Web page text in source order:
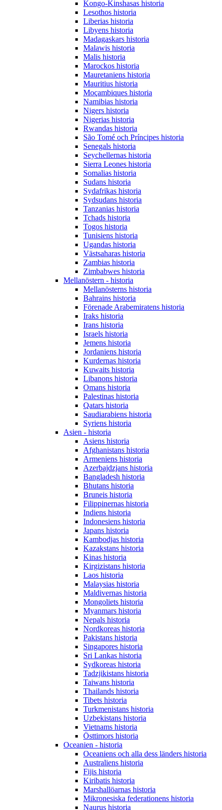
Kongo-Kinshasas historia
Lesothos historia
Liberias historia
Libyens historia
Madagaskars historia
Malawis historia
Malis historia
Marockos historia
Mauretaniens historia
Mauritius historia
Moçambiques historia
Namibias historia
Nigers historia
Nigerias historia
Rwandas historia
São Tomé och Príncipes historia
Senegals historia
Seychellernas historia
Sierra Leones historia
Somalias historia
Sudans historia
Sydafrikas historia
Sydsudans historia
Tanzanias historia
Tchads historia
Togos historia
Tunisiens historia
Ugandas historia
Västsaharas historia
Zambias historia
Zimbabwes historia
Mellanöstern - historia
Mellanösterns historia
Bahrains historia
Förenade Arabemiratens historia
Iraks historia
Irans historia
Israels historia
Jemens historia
Jordaniens historia
Kurdernas historia
Kuwaits historia
Libanons historia
Omans historia
Palestinas historia
Qatars historia
Saudiarabiens historia
Syriens historia
Asien - historia
Asiens historia
Afghanistans historia
Armeniens historia
Azerbajdzjans historia
Bangladesh historia
Bhutans historia
Bruneis historia
Filippinernas historia
Indiens historia
Indonesiens historia
Japans historia
Kambodjas historia
Kazakstans historia
Kinas historia
Kirgizistans historia
Laos historia
Malaysias historia
Maldivernas historia
Mongoliets historia
Myanmars historia
Nepals historia
Nordkoreas historia
Pakistans historia
Singapores historia
Sri Lankas historia
Sydkoreas historia
Tadzjikistans historia
Taiwans historia
Thailands historia
Tibets historia
Turkmenistans historia
Uzbekistans historia
Vietnams historia
Östtimors historia
Oceanien - historia
Oceaniens och alla dess länders historia
Australiens historia
Fijis historia
Kiribatis historia
Marshallöarnas historia
Mikronesiska federationens historia
Naurus historia